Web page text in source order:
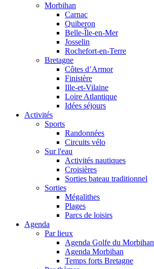
Morbihan
Carnac
Quiberon
Belle-Île-en-Mer
Josselin
Rochefort-en-Terre
Bretagne
Côtes d’Armor
Finistère
Ille-et-Vilaine
Loire Atlantique
Idées séjours
Activités
Sports
Randonnées
Circuits vélo
Sur l'eau
Activités nautiques
Croisières
Sorties bateau traditionnel
Sorties
Mégalithes
Plages
Parcs de loisirs
Agenda
Par lieux
Agenda Golfe du Morbihan
Agenda Morbihan
Temps forts Bretagne